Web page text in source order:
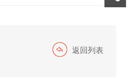
返回列表